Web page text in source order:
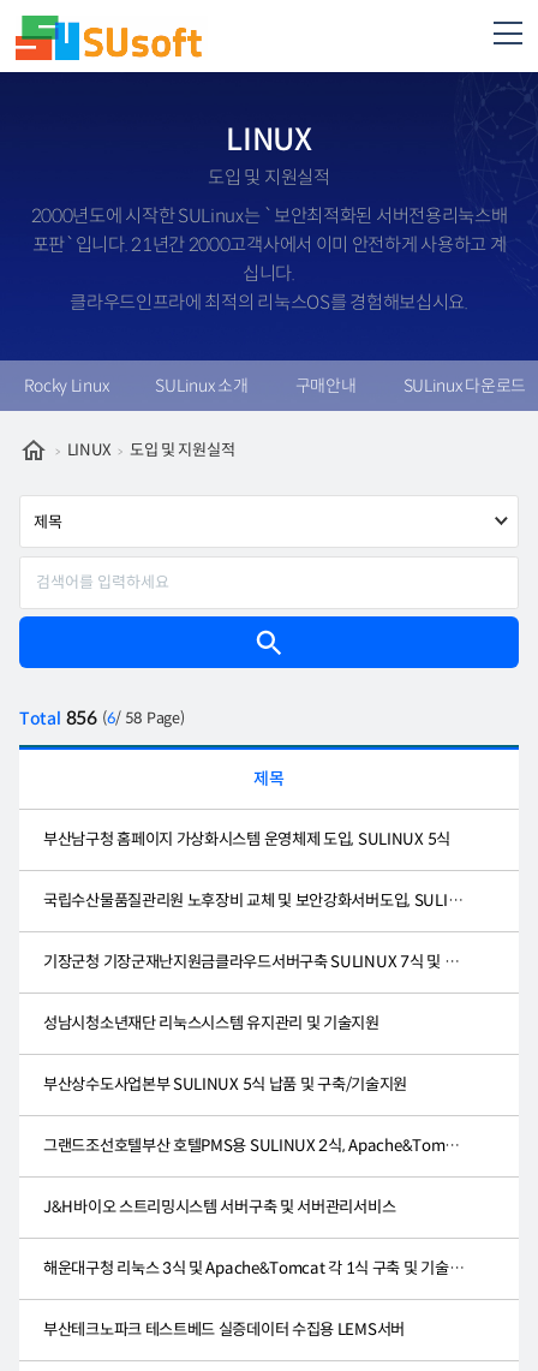
LINUX
도입 및 지원실적
2000년도에 시작한 SULinux는 `보안최적화된 서버전용리눅스배
포판`입니다. 21년간 2000고객사에서 이미 안전하게 사용하고 계
십니다.
클라우드인프라에 최적의 리눅스OS를 경험해보십시요.
Rocky Linux SULinux 소개 구매안내 SULinux 다운로드
LINUX 도입 및 지원실적
Total 856 (6/ 58 Page)
제목
부산남구청 홈페이지 가상화시스템 운영체제 도입, SULINUX 5식
국립수산물품질관리원 노후장비 교체 및 보안강화서버도입, SULINUX 도입및 기술지원
기장군청 기장군재난지원금클라우드서버구축 SULINUX 7식 및 시스템구축
성남시청소년재단 리눅스시스템 유지관리 및 기술지원
부산상수도사업본부 SULINUX 5식 납품 및 구축/기술지원
그랜드조선호텔부산 호텔PMS용 SULINUX 2식, Apache&Tomcat1식, HA클러스터 1식 구축 및 기술지원
J&H바이오 스트리밍시스템 서버구축 및 서버관리서비스
해운대구청 리눅스 3식 및 Apache&Tomcat 각 1식 구축 및 기술지원
부산테크노파크 테스트베드 실증데이터 수집용 LEMS서버